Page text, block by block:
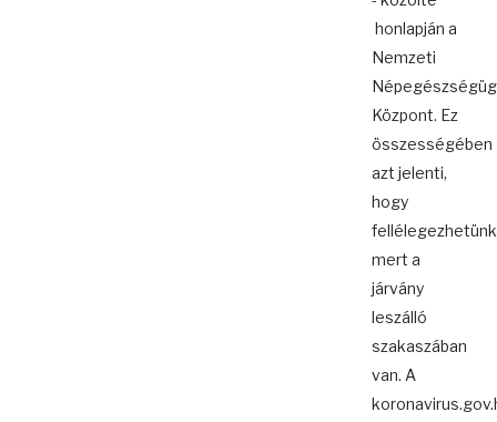
honlapján a
Nemzeti
Központ. Ez
összességében
azt jelenti,
hogy
mert a
járvány
leszálló
szakaszában
van. A